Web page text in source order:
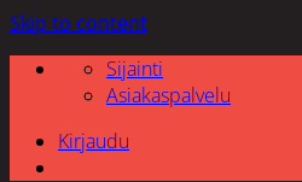
Skip to content
Sijainti
Asiakaspalvelu
Kirjaudu